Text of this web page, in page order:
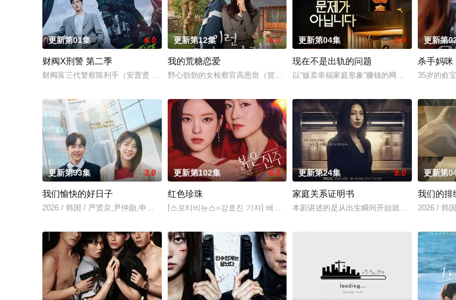
更新第01集 6.0
财阀X刑警 第二季
财阀富三代警察陈利手（安普贤 饰）华丽回归，完美蜕变为成熟专业的刑警，继续以财力同实力展开查案历险记。新上司
更新第12集 6.0
我的荒糖恋爱
野心勃勃的女检察官高恩世（贺营 饰）意外失忆，住进拳击教练张泰河（丁海寅 饰
更新第04集 2.0
现在不是出轨的问题
以“贩卖幸福家庭形象”赚钱的网红夫妇，与他
更新第
杀手妈咪
35岁的俞
更新第93集 3.0
我们愉快的好日子
2026 / 韩国 / 严贤京,尹仲勋,申正允,尹多英,金惠玉,鲜于在德,尹多勋,文喜京,李商淑,郑孝彬,李家豪,郑永琡
更新第102集 6.0
红色珍珠
[스포티비뉴스=강효진 기자] 배우 박진희가 본격 컴백 활동에 나선다. 7일 스포티비
更新第24集 9.0
家庭关系证明书
本剧讲述的是从出生瞬间开始就被打上家庭崩
更新第
我们的排
2026 / 韩